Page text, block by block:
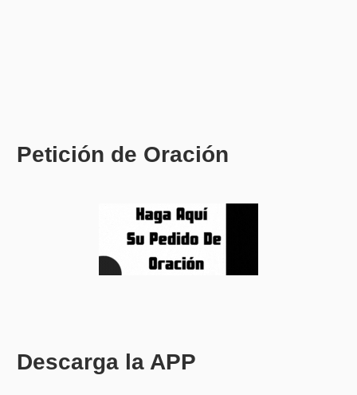
Petición de Oración
Descarga la APP